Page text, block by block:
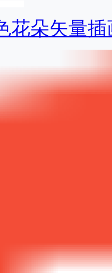
花朵矢量插